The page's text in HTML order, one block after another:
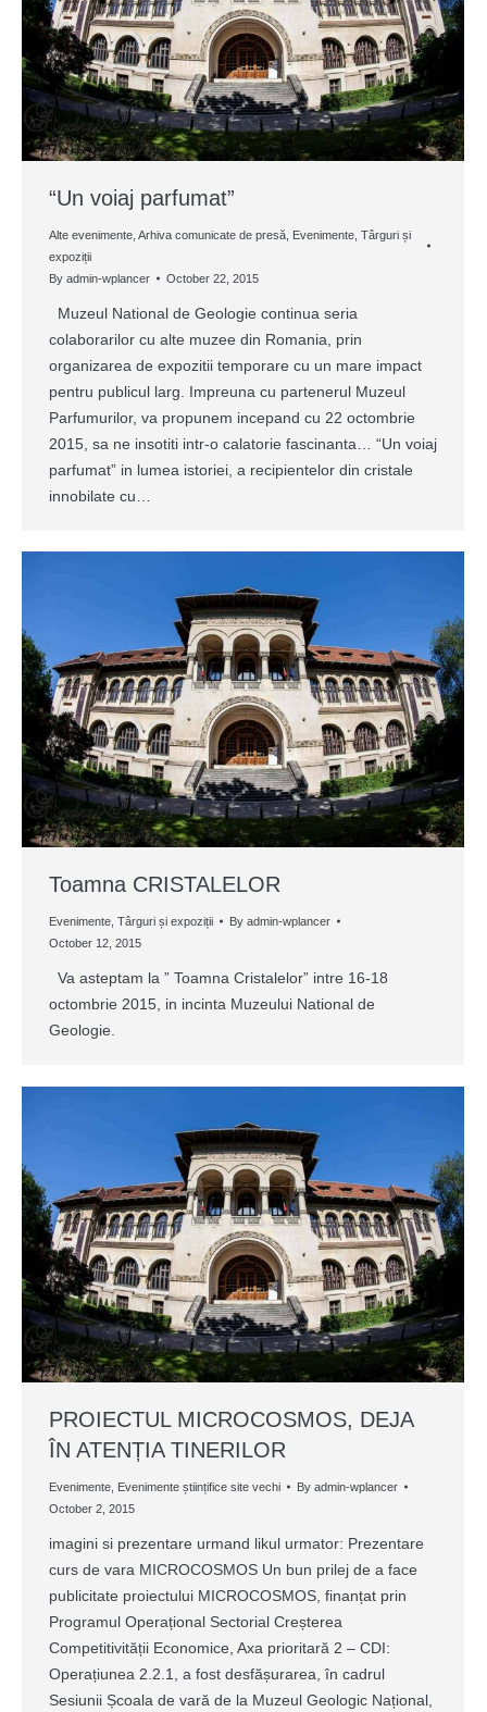
“Un voiaj parfumat”
Alte evenimente Arhiva comunicate de presă Evenimente Târguri și
expoziții
By admin-wplancer October 22, 2015
Muzeul National de Geologie continua seria
colaborarilor cu alte muzee din Romania, prin
organizarea de expozitii temporare cu un mare impact
pentru publicul larg. Impreuna cu partenerul Muzeul
Parfumurilor, va propunem incepand cu 22 octombrie
2015, sa ne insotiti intr-o calatorie fascinanta… “Un voiaj
parfumat” in lumea istoriei, a recipientelor din cristale
innobilate cu…
Toamna CRISTALELOR
Evenimente Târguri și expoziții By admin-wplancer
October 12, 2015
Va asteptam la ” Toamna Cristalelor” intre 16-18
octombrie 2015, in incinta Muzeului National de
Geologie.
PROIECTUL MICROCOSMOS, DEJA
ÎN ATENȚIA TINERILOR
Evenimente Evenimente științifice site vechi By admin-wplancer
October 2, 2015
imagini si prezentare urmand likul urmator: Prezentare
curs de vara MICROCOSMOS Un bun prilej de a face
publicitate proiectului MICROCOSMOS, finanțat prin
Programul Operațional Sectorial Creșterea
Competitivității Economice, Axa prioritară 2 – CDI:
Operațiunea 2.2.1, a fost desfășurarea, în cadrul
Sesiunii Școala de vară de la Muzeul Geologic Național,